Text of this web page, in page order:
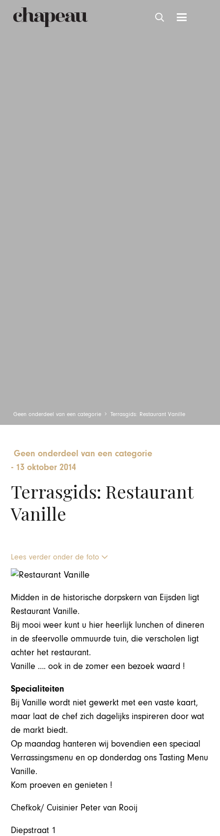
Geen onderdeel van een categorie Terrasgids: Restaurant Vanille
Geen onderdeel van een categorie
- 13 oktober 2014
Terrasgids: Restaurant
Vanille
Lees verder onder de foto
Midden in de historische dorpskern van Eijsden ligt
Restaurant Vanille.
Bij mooi weer kunt u hier heerlijk lunchen of dineren
in de sfeervolle ommuurde tuin, die verscholen ligt
achter het restaurant.
Vanille …. ook in de zomer een bezoek waard !
Specialiteiten
Bij Vanille wordt niet gewerkt met een vaste kaart,
maar laat de chef zich dagelijks inspireren door wat
de markt biedt.
Op maandag hanteren wij bovendien een speciaal
Verrassingsmenu en op donderdag ons Tasting Menu
Vanille.
Kom proeven en genieten !
Chefkok/ Cuisinier Peter van Rooij
Diepstraat 1